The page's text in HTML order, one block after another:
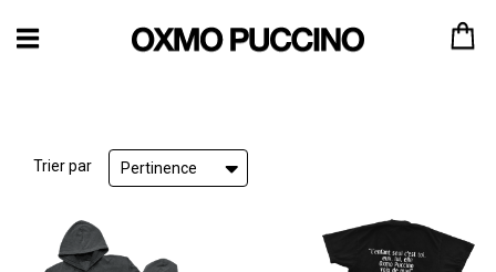
Trier par Pertinence